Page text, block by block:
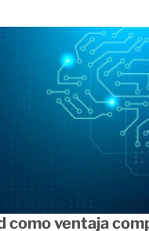
como ventaja